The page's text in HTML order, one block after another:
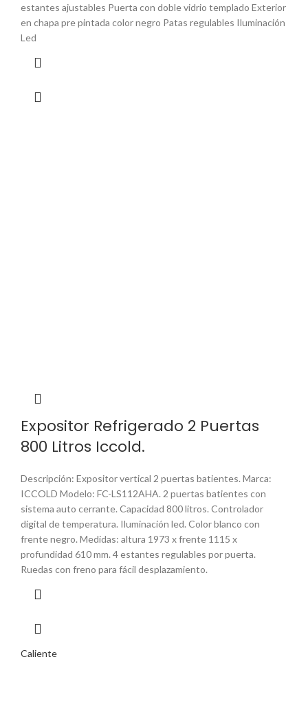
estantes ajustables Puerta con doble vidrio templado Exterior
en chapa pre pintada color negro Patas regulables Iluminación
Led
Expositor Refrigerado 2 Puertas
800 Litros Iccold.
Descripción: Expositor vertical 2 puertas batientes. Marca:
ICCOLD Modelo: FC-LS112AHA. 2 puertas batientes con
sistema auto cerrante. Capacidad 800 litros. Controlador
digital de temperatura. Iluminación led. Color blanco con
frente negro. Medidas: altura 1973 x frente 1115 x
profundidad 610 mm. 4 estantes regulables por puerta.
Ruedas con freno para fácil desplazamiento.
Caliente